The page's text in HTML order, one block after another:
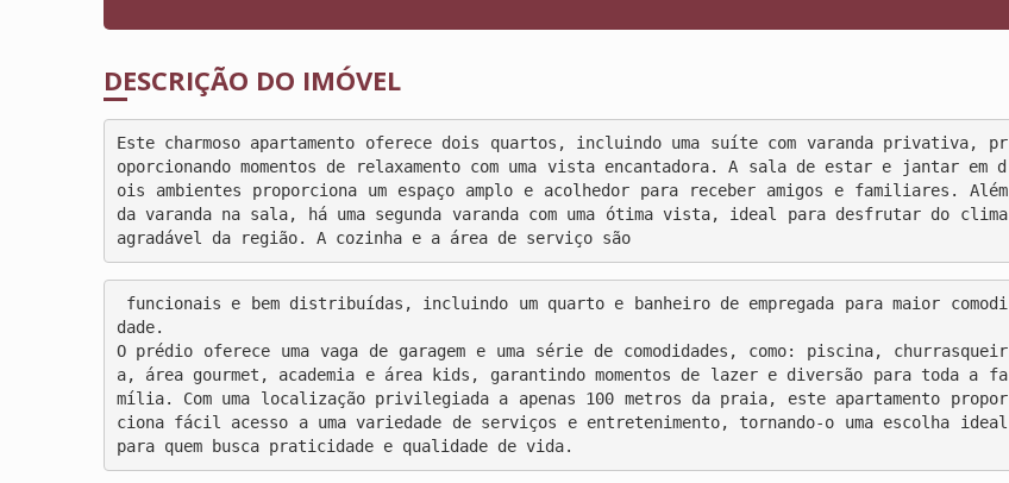
DESCRIÇÃO DO IMÓVEL
Este charmoso apartamento oferece dois quartos, incluindo uma suíte com varanda privativa, pr
oporcionando momentos de relaxamento com uma vista encantadora. A sala de estar e jantar em d
ois ambientes proporciona um espaço amplo e acolhedor para receber amigos e familiares. Além
da varanda na sala, há uma segunda varanda com uma ótima vista, ideal para desfrutar do clima
agradável da região. A cozinha e a área de serviço são
dade.
O prédio oferece uma vaga de garagem e uma série de comodidades, como: piscina, churrasqueir
a, área gourmet, academia e área kids, garantindo momentos de lazer e diversão para toda a fa
mília. Com uma localização privilegiada a apenas 100 metros da praia, este apartamento propor
ciona fácil acesso a uma variedade de serviços e entretenimento, tornando-o uma escolha ideal
para quem busca praticidade e qualidade de vida.